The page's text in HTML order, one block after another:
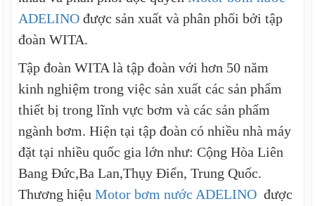
ADELINO được sản xuất và phân phối bởi tập
đoàn WITA.
Tập đoàn WITA là tập đoàn với hơn 50 năm
kinh nghiệm trong việc sản xuất các sản phẩm
thiết bị trong lĩnh vực bơm và các sản phẩm
ngành bơm. Hiện tại tập đoàn có nhiều nhà máy
đặt tại nhiều quốc gia lớn như: Cộng Hòa Liên
Bang Đức,Ba Lan,Thụy Điển, Trung Quốc.
Thương hiệuMotor bơm nước ADELINO được